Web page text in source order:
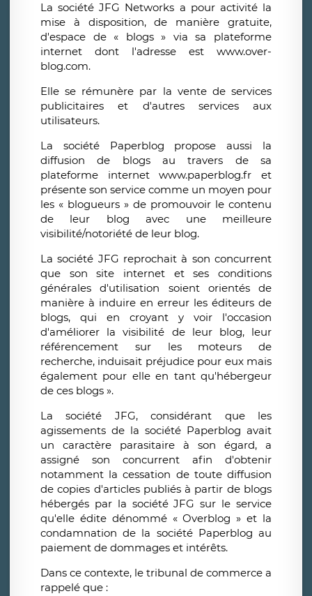
La société JFG Networks a pour activité la
mise à disposition, de manière gratuite,
d'espace de « blogs » via sa plateforme
internet dont l'adresse est www.over-
blog.com.
Elle se rémunère par la vente de services
publicitaires et d'autres services aux
utilisateurs.
La société Paperblog propose aussi la
diffusion de blogs au travers de sa
plateforme internet www.paperblog.fr et
présente son service comme un moyen pour
les « blogueurs » de promouvoir le contenu
de leur blog avec une meilleure
visibilité/notoriété de leur blog.
La société JFG reprochait à son concurrent
que son site internet et ses conditions
générales d'utilisation soient orientés de
manière à induire en erreur les éditeurs de
blogs, qui en croyant y voir l'occasion
d'améliorer la visibilité de leur blog, leur
référencement sur les moteurs de
recherche, induisait préjudice pour eux mais
également pour elle en tant qu'hébergeur
de ces blogs ».
La société JFG, considérant que les
agissements de la société Paperblog avait
un caractère parasitaire à son égard, a
assigné son concurrent afin d'obtenir
notamment la cessation de toute diffusion
de copies d'articles publiés à partir de blogs
hébergés par la société JFG sur le service
qu'elle édite dénommé « Overblog » et la
condamnation de la société Paperblog au
paiement de dommages et intérêts.
Dans ce contexte, le tribunal de commerce a
rappelé que :